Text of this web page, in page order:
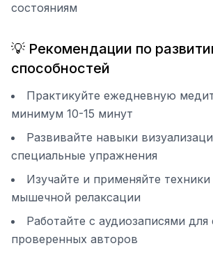
состояниям
💡 Рекомендации по
способностей
Практикуйте ежедневную
минимум 10-15 минут
Развивайте навыки
специальные упражнения
Изучайте и применяйте
мышечной релаксации
Работайте с аудиозаписями для
проверенных авторов